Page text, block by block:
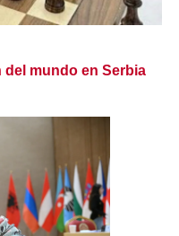
del mundo en Serbia